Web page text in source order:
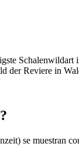
der Reviere in
se muestran